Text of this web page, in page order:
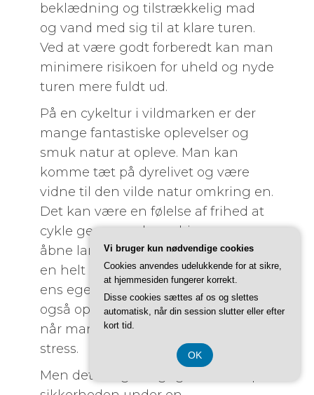
beklædning og tilstrækkelig mad
og vand med sig til at klare turen.
Ved at være godt forberedt kan man
minimere risikoen for uheld og nyde
turen mere fuldt ud.
På en cykeltur i vildmarken er der
mange fantastiske oplevelser og
smuk natur at opleve. Man kan
komme tæt på dyrelivet og være
vidne til den vilde natur omkring en.
Det kan være en følelse af frihed at
cykle gennem skove, bjerge og
åbne landskaber, og det kan give
en helt ny perspektiv på naturen og
ens eget forhold til den. Man kan
også opleve en følelse af ro og fred,
når man er væk fra byens larm og
stress.
Men det er også vigtigt at huske på
Vi bruger kun nødvendige cookies
Cookies anvendes udelukkende for at sikre,
at hjemmesiden fungerer korrekt.
Disse cookies sættes af os og slettes
automatisk, når din session slutter eller efter
kort tid.
OK